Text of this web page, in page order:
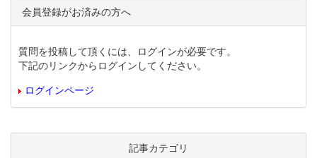
会員登録がお済みの方へ
質問を投稿して頂くには、ログインが必要です。
下記のリンクからログインしてください。
ログインページ
記事カテゴリ